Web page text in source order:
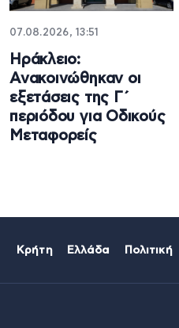
07.08.2026, 13:51
Ηράκλειο:
Ανακοινώθηκαν οι
εξετάσεις της Γ΄
περιόδου για Οδικούς
Μεταφορείς
Κρήτη Ελλάδα Πολιτική